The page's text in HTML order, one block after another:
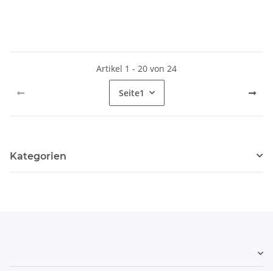
Artikel 1 - 20 von 24
Seite1
Kategorien